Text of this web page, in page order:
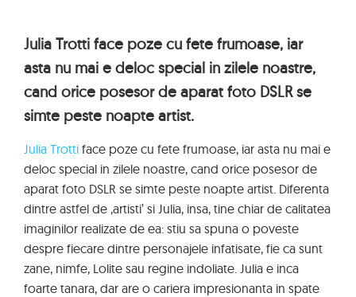
Julia Trotti face poze cu fete frumoase, iar
asta nu mai e deloc special in zilele noastre,
cand orice posesor de aparat foto DSLR se
simte peste noapte artist.
Julia Trotti face poze cu fete frumoase, iar asta nu mai e
deloc special in zilele noastre, cand orice posesor de
aparat foto DSLR se simte peste noapte artist. Diferenta
dintre astfel de ‚artisti’ si Julia, insa, tine chiar de calitatea
imaginilor realizate de ea: stiu sa spuna o poveste
despre fiecare dintre personajele infatisate, fie ca sunt
zane, nimfe, Lolite sau regine indoliate. Julia e inca
foarte tanara, dar are o cariera impresionanta in spate